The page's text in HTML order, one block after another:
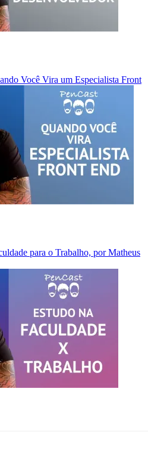
Você Vira um Especialista Front
para o Trabalho, por Matheus